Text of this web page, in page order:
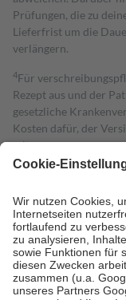
Prüfungen, die zu
Lieferfrist um die
verlängern.
4Für
Rezept aus und der
gesetzliche
Kosten dafür, der
mit.
Grundsätzlich leisten
höchstens zehn Euro.
Kosten der Leistung
Diese Regeln gelten
Bei Heilmitteln und
Zuzahlung zehn
Verordnung.
Um das Engagement